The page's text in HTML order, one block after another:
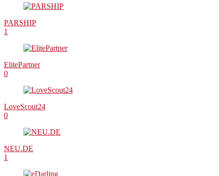
PARSHIP
1
ElitePartner
0
LoveScout24
0
NEU.DE
1